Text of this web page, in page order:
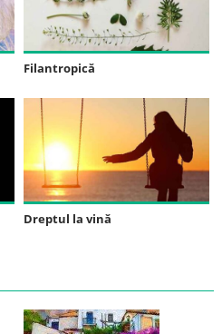
Filantropică
Dreptul la vină